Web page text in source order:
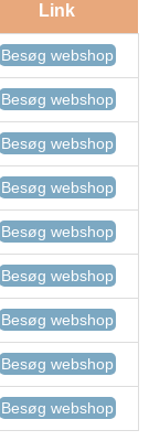
Link
Besøg webshop
Besøg webshop
Besøg webshop
Besøg webshop
Besøg webshop
Besøg webshop
Besøg webshop
Besøg webshop
Besøg webshop